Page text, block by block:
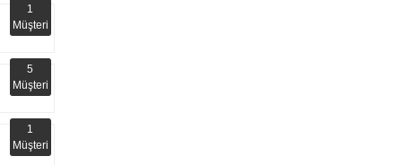
1
Müşteri
5
Müşteri
1
Müşteri